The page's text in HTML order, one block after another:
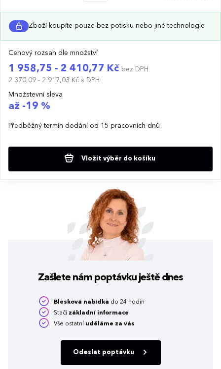
Zboží koupíte pouze bez potisku nebo jiné technologie
Cenový rozsah dle množství
1 958,75 - 2 410,77 Kč bez DPH
2 370,09 - 2 917,03 Kč s DPH
Množstevní sleva
až -19 %
Předběžný termín dodání od 15 pracovních dnů
Vložit výběr do košíku
Zašlete nám poptávku ještě dnes
Blesková nabídka do 24 hodin
Stačí základní informace
Vše ostatní uděláme za vás
Odeslat poptávku